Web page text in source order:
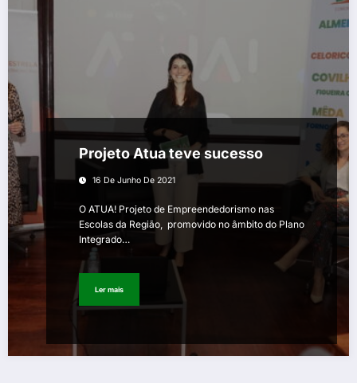
Projeto Atua teve sucesso
16 De Junho De 2021
O ATUA! Projeto de Empreendedorismo nas
Escolas da Região, promovido no âmbito do Plano
Integrado…
Ler mais